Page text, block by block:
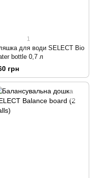
1
для води SELECT Bio
bottle 0,7 л
грн